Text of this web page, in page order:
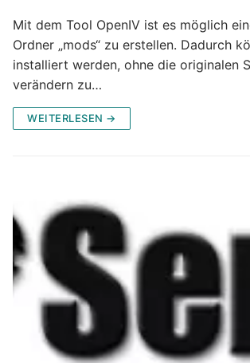
Mit dem Tool OpenIV ist es möglich
Ordner „mods“ zu erstellen. Dadurch
installiert werden, ohne die originalen
verändern zu…
WEITERLESEN →